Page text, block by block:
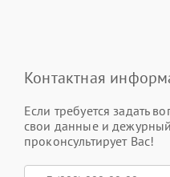
Контактная
Если требуется задать
свои данные и
проконсультирует Вас!